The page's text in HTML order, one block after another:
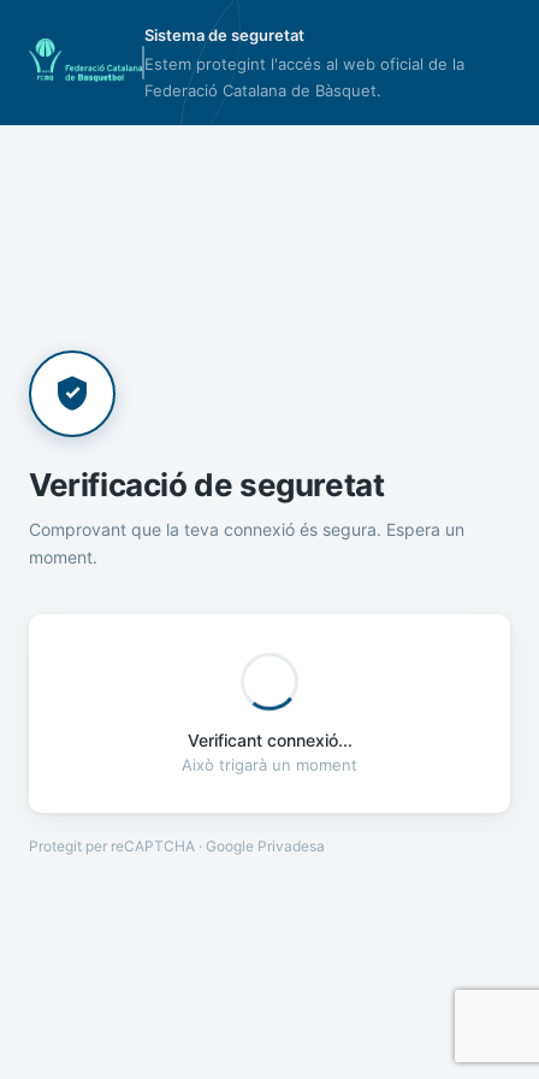
Sistema de seguretat
Estem protegint l'accés al web oficial de la
Federació Catalana de Bàsquet.
Verificació de seguretat
Comprovant que la teva connexió és segura. Espera un
moment.
Verificant connexió...
Això trigarà un moment
Protegit per reCAPTCHA · Google Privadesa